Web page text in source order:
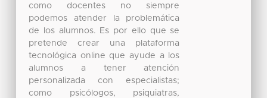
como docentes no siempre
podemos atender la problemática
de los alumnos. Es por ello que se
pretende crear una plataforma
tecnológica online que ayude a los
alumnos a tener atención
personalizada con especialistas;
como psicólogos, psiquiatras,